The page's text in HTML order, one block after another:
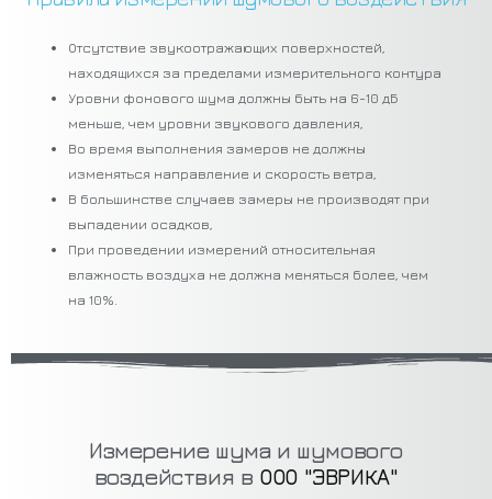
Отсутствие звукоотражающих поверхностей,
находящихся за пределами измерительного контура
Уровни фонового шума должны быть на 6-10 дБ
меньше, чем уровни звукового давления,
Во время выполнения замеров не должны
изменяться направление и скорость ветра,
В большинстве случаев замеры не производят при
выпадении осадков,
При проведении измерений относительная
влажность воздуха не должна меняться более, чем
на 10%.
Измерение шума и шумового
воздействия в ООО "ЭВРИКА"